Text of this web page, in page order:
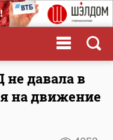
давала в
на движение